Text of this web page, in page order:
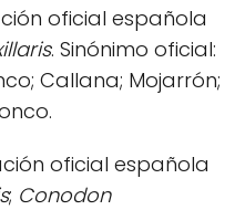
oficial española
. Sinónimo oficial:
Callana; Mojarrón;
oficial española
; Conodon